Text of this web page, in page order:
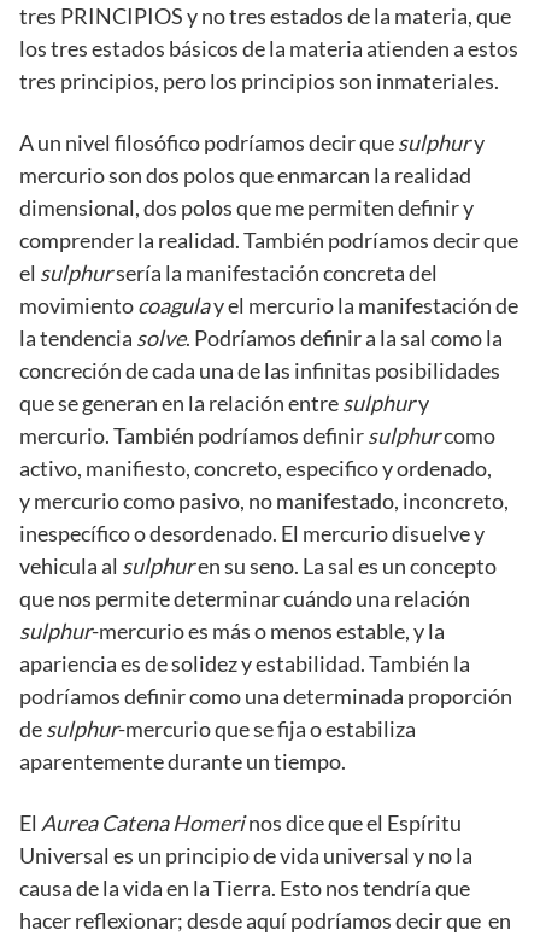
tres PRINCIPIOS y no tres estados de la materia, que
los tres estados básicos de la materia atienden a estos
tres principios, pero los principios son inmateriales.
A un nivel filosófico podríamos decir quesulphury
mercurio son dos polos que enmarcan la realidad
dimensional, dos polos que me permiten definir y
comprender la realidad. También podríamos decir que
el sulphursería la manifestación concreta del
movimientocoagulay el mercurio la manifestación de
la tendencia solve. Podríamos definir a la sal como la
concreción de cada una de las infinitas posibilidades
que se generan en la relación entresulphury
mercurio. También podríamos definirsulphurcomo
activo, manifiesto, concreto, especifico y ordenado,
y mercurio como pasivo, no manifestado, inconcreto,
inespecífico o desordenado. El mercurio disuelve y
vehicula al sulphuren su seno. La sal es un concepto
que nos permite determinar cuándo una relación
sulphur-mercurio es más o menos estable, y la
apariencia es de solidez y estabilidad. También la
podríamos definir como una determinada proporción
desulphur-mercurio que se fija o estabiliza
aparentemente durante un tiempo.
El Aurea Catena Homerinos dice que el Espíritu
Universal es un principio de vida universal y no la
causa de la vida en la Tierra. Esto nos tendría que
hacer reflexionar; desde aquí podríamos decir que en